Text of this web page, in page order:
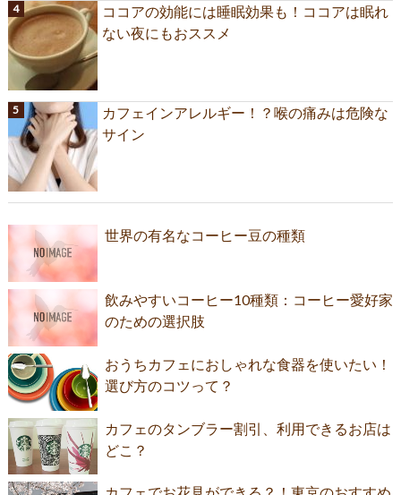
ココアの効能には睡眠効果も！ココアは眠れ
ない夜にもおススメ
カフェインアレルギー！？喉の痛みは危険な
サイン
世界の有名なコーヒー豆の種類
飲みやすいコーヒー10種類：コーヒー愛好家
のための選択肢
おうちカフェにおしゃれな食器を使いたい！
選び方のコツって？
カフェのタンブラー割引、利用できるお店は
どこ？